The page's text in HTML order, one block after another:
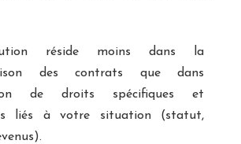
réside moins dans la
des contrats que dans
de droits spécifiques et
liés à votre situation (statut,